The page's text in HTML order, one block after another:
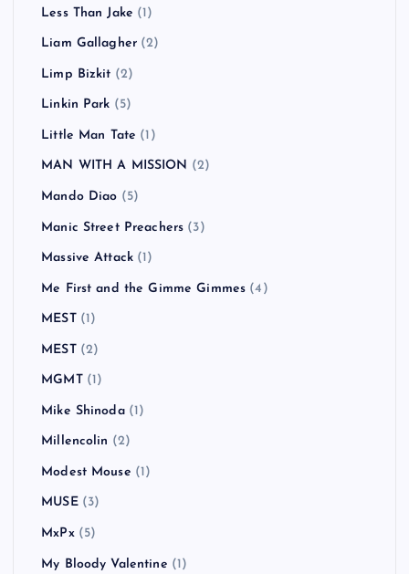
Less Than Jake (1)
Liam Gallagher (2)
Limp Bizkit (2)
Linkin Park (5)
Little Man Tate (1)
MAN WITH A MISSION (2)
Mando Diao (5)
Manic Street Preachers (3)
Massive Attack (1)
Me First and the Gimme Gimmes (4)
MEST(1)
MEST(2)
MGMT(1)
Mike Shinoda(1)
Millencolin (2)
Modest Mouse (1)
MUSE(3)
MxPx(5)
My Bloody Valentine (1)